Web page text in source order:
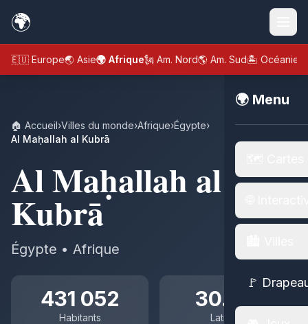
🌍
🇪🇺 Europe🌏 Asie🌍 Afrique🗽 Am. Nord🌎 Am. Sud🏝️ Océanie
🌍 Menu
🚩
🏠 Accueil›Villes du monde›Afrique›Égypte›
Al Maḥallah al Kubrā
Al Maḥallah al
Kubrā
Égypte • Afrique
431 052
Habitants
30.97°
Latitude